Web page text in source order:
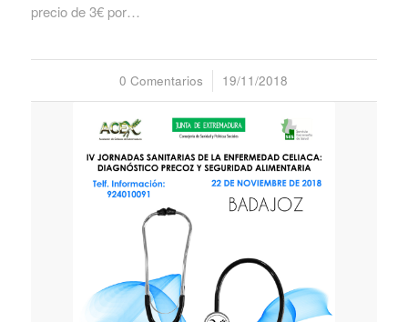
precio de 3€ por…
0 Comentarios
/ 19/11/2018